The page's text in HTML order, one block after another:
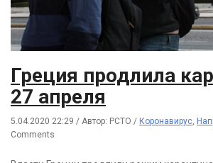
Греция продлила
27 апреля
5.04.2020 22:29 / Автор: РСТО / Коронавирус,
Comments